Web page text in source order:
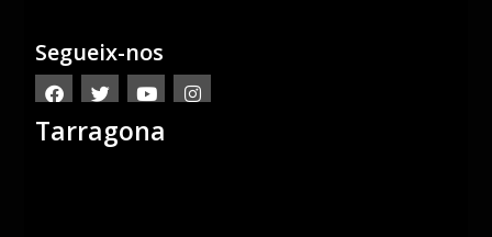
Segueix-nos
Tarragona